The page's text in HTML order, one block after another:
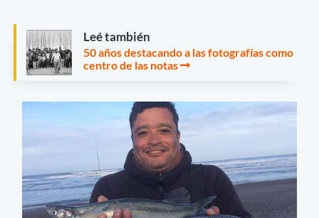
Leé también
50 años destacando a las fotografías como
centro de las notas